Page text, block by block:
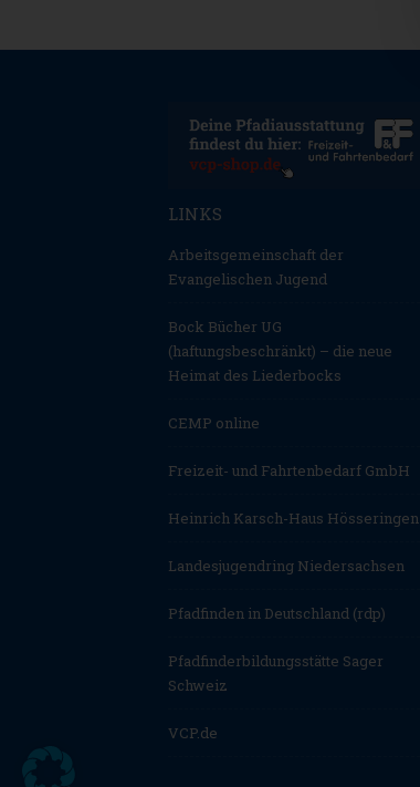
LINKS
Arbeitsgemeinschaft der
Evangelischen Jugend
Bock Bücher UG
(haftungsbeschränkt) – die neue
Heimat des Liederbocks
CEMP online
Freizeit- und Fahrtenbedarf GmbH
Heinrich Karsch-Haus Hösseringen
Landesjugendring Niedersachsen
Pfadfinden in Deutschland (rdp)
Pfadfinderbildungsstätte Sager
Schweiz
VCP.de